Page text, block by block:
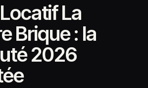
La
Brique : la
2026